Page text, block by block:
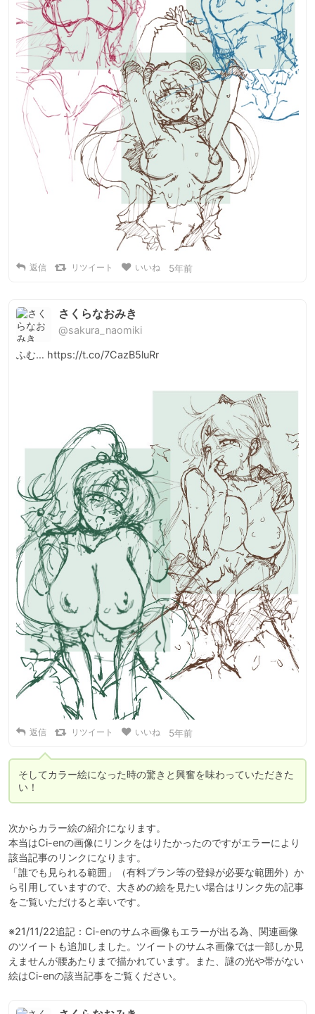
返信 リツイート いいね 5年前
さくらなおみき
@sakura_naomiki
ふむ… https://t.co/7CazB5luRr
返信 リツイート いいね 5年前
そしてカラー絵になった時の驚きと興奮を味わっていただきた
い！
次からカラー絵の紹介になります。
本当はCi-enの画像にリンクをはりたかったのですがエラーにより
該当記事のリンクになります。
「誰でも見られる範囲」（有料プラン等の登録が必要な範囲外）か
ら引用していますので、大きめの絵を見たい場合はリンク先の記事
をご覧いただけると幸いです。
※21/11/22追記：Ci-enのサムネ画像もエラーが出る為、関連画像
のツイートも追加しました。ツイートのサムネ画像では一部しか見
えませんが腰あたりまで描かれています。また、謎の光や帯がない
絵はCi-enの該当記事をご覧ください。